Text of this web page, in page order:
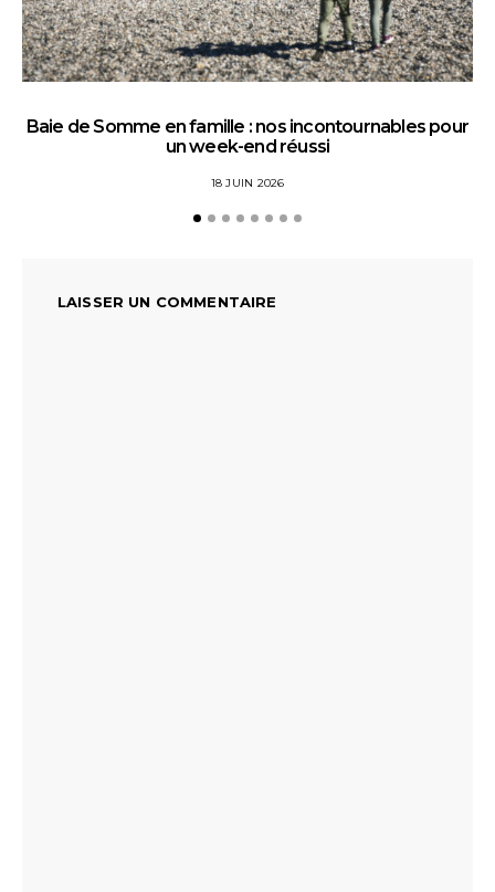
Baie de Somme en famille : nos incontournables pour
un week-end réussi
18 JUIN 2026
LAISSER UN COMMENTAIRE